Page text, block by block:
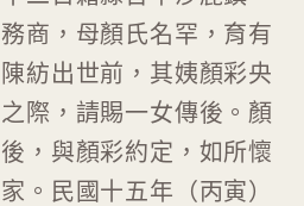
商，母顏氏名罕，育有
紡出世前，其姨顏彩央
際，請賜一女傳後。顏
，與顏彩約定，如所懷
。民國十五年（丙寅）